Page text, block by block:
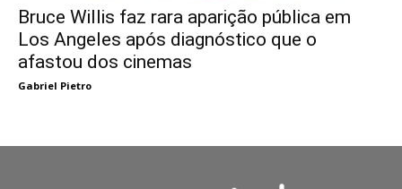
Bruce Willis faz rara aparição pública em
Los Angeles após diagnóstico que o
afastou dos cinemas
Gabriel Pietro